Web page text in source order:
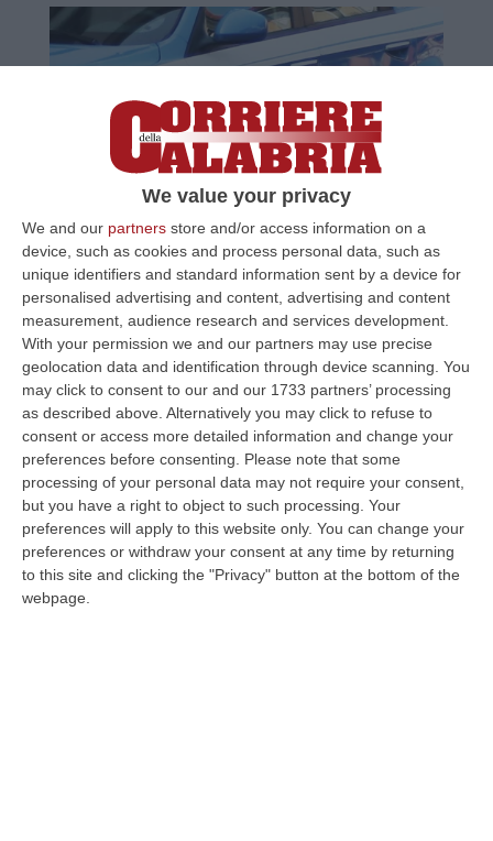
We value your privacy
We and our partners store and/or access information on a
device, such as cookies and process personal data, such as
unique identifiers and standard information sent by a device for
personalised advertising and content, advertising and content
measurement, audience research and services development.
With your permission we and our partners may use precise
geolocation data and identification through device scanning. You
may click to consent to our and our 1733 partners’ processing
as described above. Alternatively you may click to refuse to
consent or access more detailed information and change your
preferences before consenting.
Please note that some
processing of your personal data may not require your consent,
but you have a right to object to such processing. Your
preferences will apply to this website only. You can change your
preferences or withdraw your consent at any time by returning
to this site and clicking the "Privacy" button at the bottom of the
webpage.
Manda sms al complice per nascondere la
pistola
Le Volanti di Reggio Calabria fermano un
60enne in auto che durante il controllo
manda un messaggio col telefonino al
complice per far sparire una pi…
Pubblicato il: 09/11/20 – 8:56